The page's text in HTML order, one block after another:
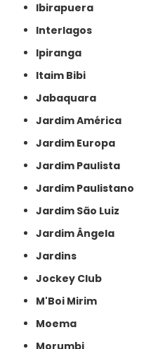
Ibirapuera
Interlagos
Ipiranga
Itaim Bibi
Jabaquara
Jardim América
Jardim Europa
Jardim Paulista
Jardim Paulistano
Jardim São Luiz
Jardim Ângela
Jardins
Jockey Club
M'Boi Mirim
Moema